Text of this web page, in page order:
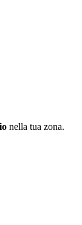
nella tua zona.